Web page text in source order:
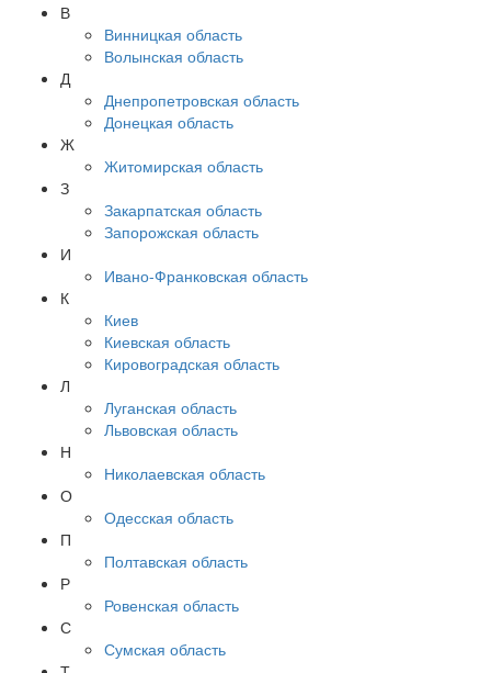
В
Винницкая область
Волынская область
Д
Днепропетровская область
Донецкая область
Ж
Житомирская область
З
Закарпатская область
Запорожская область
И
Ивано-Франковская область
К
Киев
Киевская область
Кировоградская область
Л
Луганская область
Львовская область
Н
Николаевская область
О
Одесская область
П
Полтавская область
Р
Ровенская область
С
Сумская область